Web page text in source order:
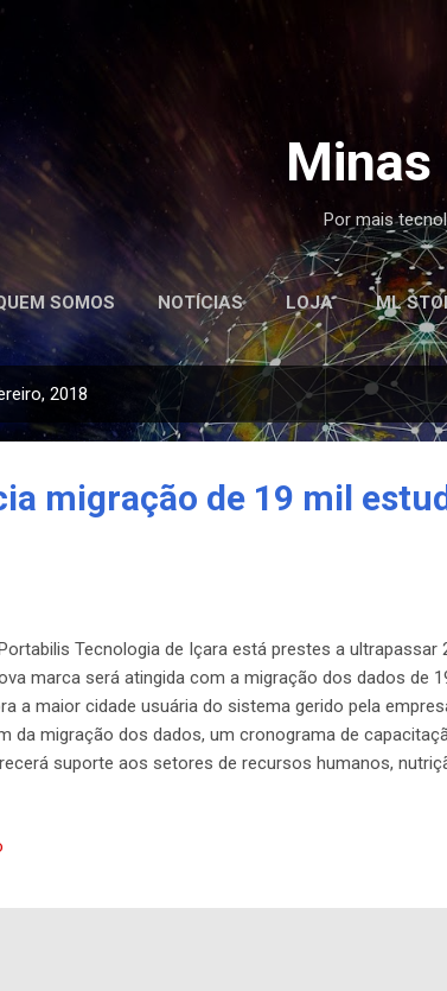
Minas
Por mais
SOMOS NOTÍCIAS LOJA ML
2018
migração de 19 mil
Tecnologia de Içara está prestes a
marca será atingida com a migração dos dados de
a maior cidade usuária do sistema gerido pela
da migração dos dados, um cronograma de
suporte aos setores de recursos humanos,
Criciúma é a maior cidade do Sul catarinense e